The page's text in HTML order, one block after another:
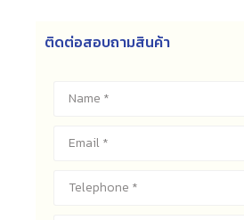
ติดต่อสอบถามสินค้า